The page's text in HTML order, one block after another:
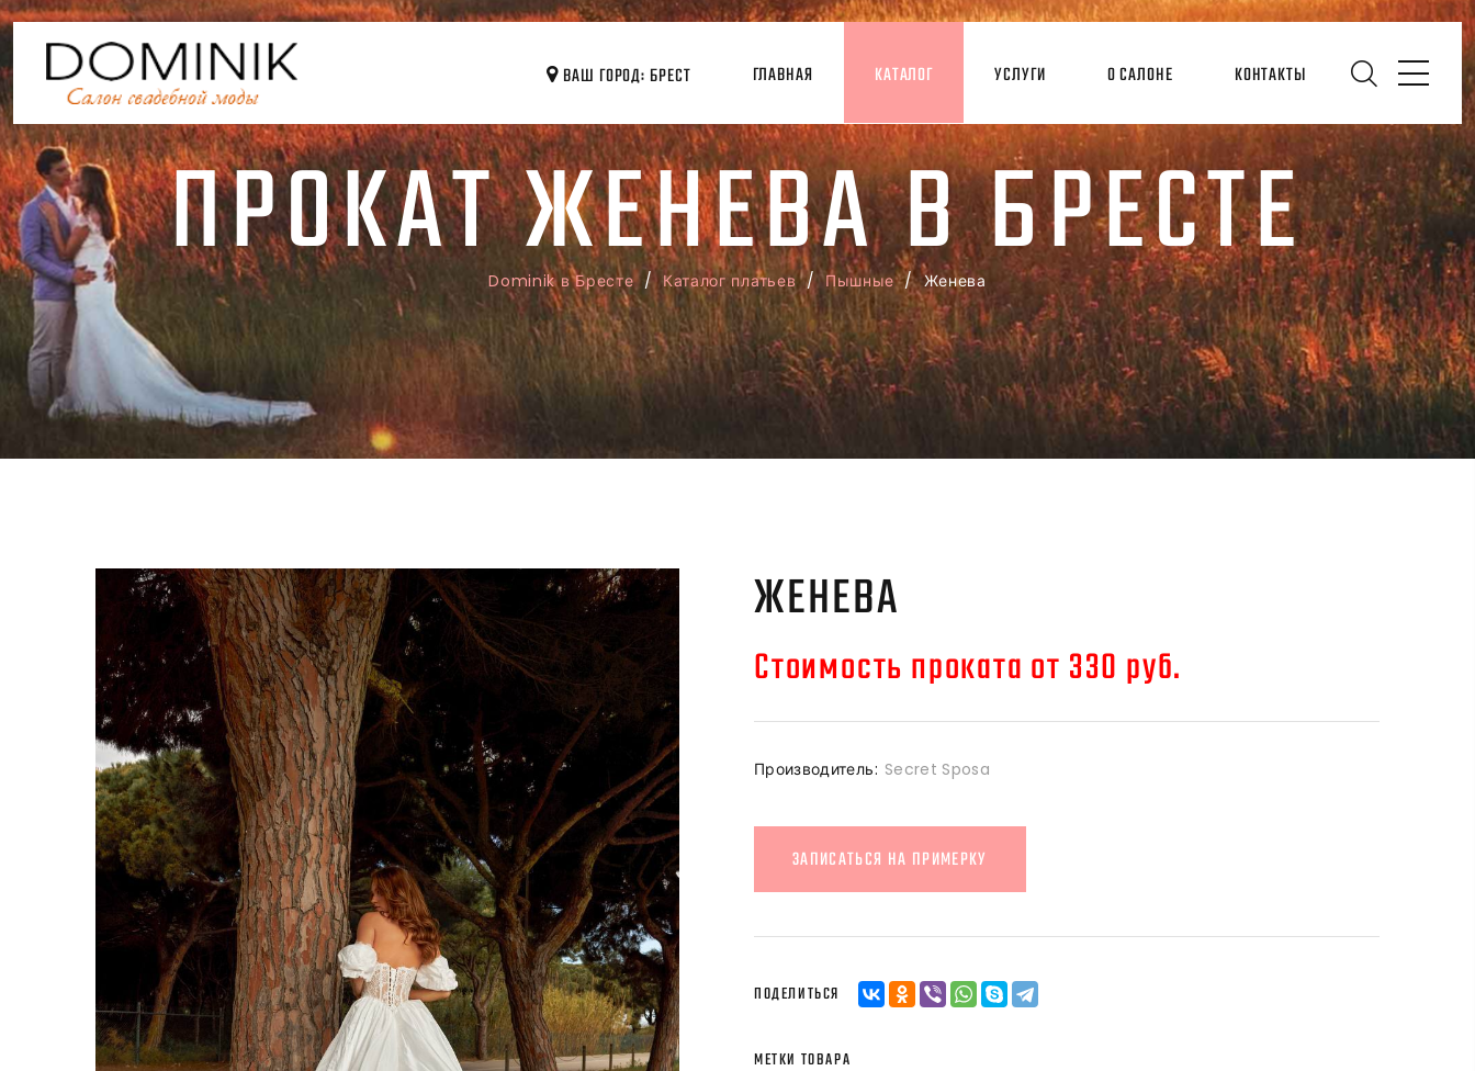
ВАШ ГОРОД: БРЕСТ ГЛАВНАЯ КАТАЛОГ УСЛУГИ О САЛОНЕ КОНТАКТЫ
ПРОКАТ ЖЕНЕВА В БРЕСТЕ
Dominik в Бресте/Каталог платьев/Пышные/ Женева
ЖЕНЕВА
Стоимость проката от 330 руб.
Производитель: Secret Sposa
ЗАПИСАТЬСЯ НА ПРИМЕРКУ
ПОДЕЛИТЬСЯ
МЕТКИ ТОВАРА